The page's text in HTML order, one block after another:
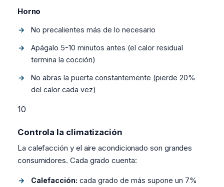
Horno
No precalientes más de lo necesario
Apágalo 5-10 minutos antes (el calor residual
termina la cocción)
No abras la puerta constantemente (pierde 20%
del calor cada vez)
10
Controla la climatización
La calefacción y el aire acondicionado son grandes
consumidores. Cada grado cuenta:
Calefacción: cada grado de más supone un 7%